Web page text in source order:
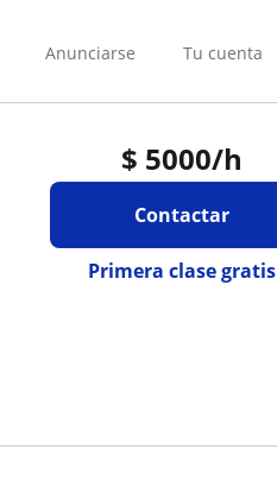
Anunciarse Tu cuenta
$ 5000/h
Contactar
Primera clase gratis